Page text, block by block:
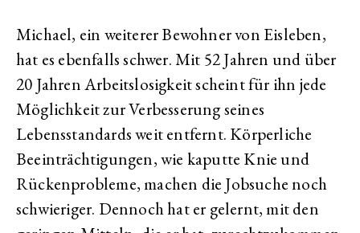
Michael, ein weiterer Bewohner von Eisleben,
hat es ebenfalls schwer. Mit 52 Jahren und über
20 Jahren Arbeitslosigkeit scheint für ihn jede
Möglichkeit zur Verbesserung seines
Lebensstandards weit entfernt. Körperliche
Beeinträchtigungen, wie kaputte Knie und
Rückenprobleme, machen die Jobsuche noch
schwieriger. Dennoch hat er gelernt, mit den